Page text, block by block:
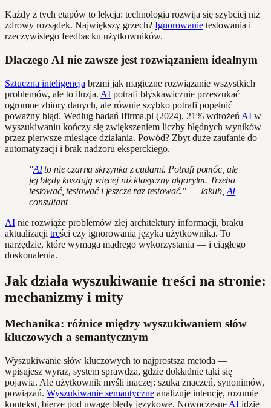
Każdy z tych etapów to lekcja: technologia rozwija się szybciej niż
zdrowy rozsądek. Największy grzech? Ignorowanie testowania i
rzeczywistego feedbacku użytkowników.
Dlaczego AI nie zawsze jest rozwiązaniem idealnym
Sztuczna inteligencja brzmi jak magiczne rozwiązanie wszystkich
problemów, ale to iluzja. AI potrafi błyskawicznie przeszukać
ogromne zbiory danych, ale równie szybko potrafi popełnić
poważny błąd. Według badań Ifirma.pl (2024), 21% wdrożeń AI w
wyszukiwaniu kończy się zwiększeniem liczby błędnych wyników
przez pierwsze miesiące działania. Powód? Zbyt duże zaufanie do
automatyzacji i brak nadzoru eksperckiego.
"AIto nie czarna skrzynka z cudami. Potrafi pomóc, ale
jej błędy kosztują więcej niż klasyczny algorytm. Trzeba
testować, testować i jeszcze raz testować." — Jakub, AI
consultant
AI nie rozwiąże problemów złej architektury informacji, braku
aktualizacji treści czy ignorowania języka użytkownika. To
narzędzie, które wymaga mądrego wykorzystania — i ciągłego
doskonalenia.
Jak działa wyszukiwanie treści na stronie:
mechanizmy i mity
Mechanika: różnice między wyszukiwaniem słów
kluczowych a semantycznym
Wyszukiwanie słów kluczowych to najprostsza metoda —
wpisujesz wyraz, system sprawdza, gdzie dokładnie taki się
pojawia. Ale użytkownik myśli inaczej: szuka znaczeń, synonimów,
powiązań. Wyszukiwanie semantyczne analizuje intencję, rozumie
kontekst, bierze pod uwagę błędy językowe. Nowoczesne AI idzie